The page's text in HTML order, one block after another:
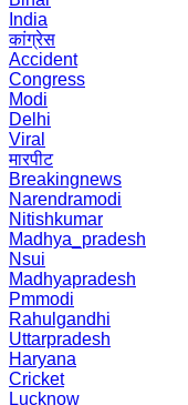
India
कांग्रेस
Accident
Congress
Modi
Delhi
Viral
मारपीट
Breakingnews
Narendramodi
Nitishkumar
Madhya_pradesh
Nsui
Madhyapradesh
Pmmodi
Rahulgandhi
Uttarpradesh
Haryana
Cricket
Lucknow